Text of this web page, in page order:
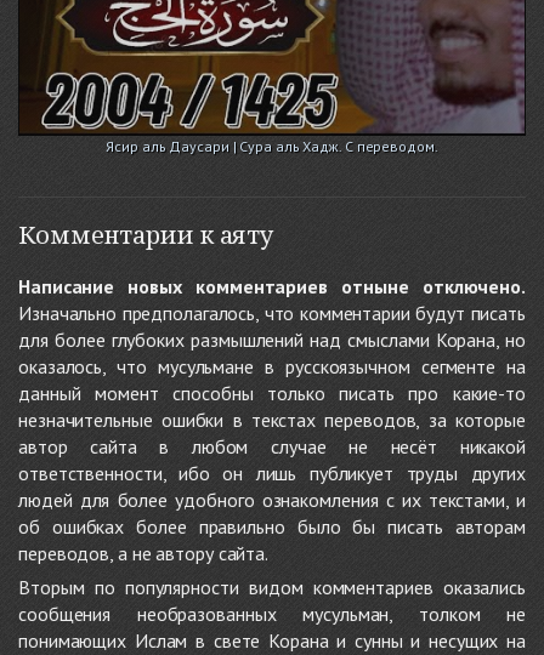
Ясир аль Даусари | Сура аль Хадж. С переводом.
Комментарии к аяту
Написание новых комментариев отныне отключено.
Изначально предполагалось, что комментарии будут писать
для более глубоких размышлений над смыслами Корана, но
оказалось, что мусульмане в русскоязычном сегменте на
данный момент способны только писать про какие-то
незначительные ошибки в текстах переводов, за которые
автор сайта в любом случае не несёт никакой
ответственности, ибо он лишь публикует труды других
людей для более удобного ознакомления с их текстами, и
об ошибках более правильно было бы писать авторам
переводов, а не автору сайта.
Вторым по популярности видом комментариев оказались
сообщения необразованных мусульман, толком не
понимающих Ислам в свете Корана и сунны и несущих на